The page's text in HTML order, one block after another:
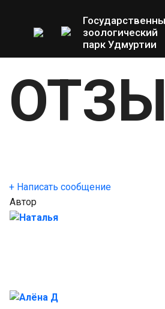
зоологический
парк Удмуртии
+ Написать сообщение
Автор
Наталья
Алёна Д